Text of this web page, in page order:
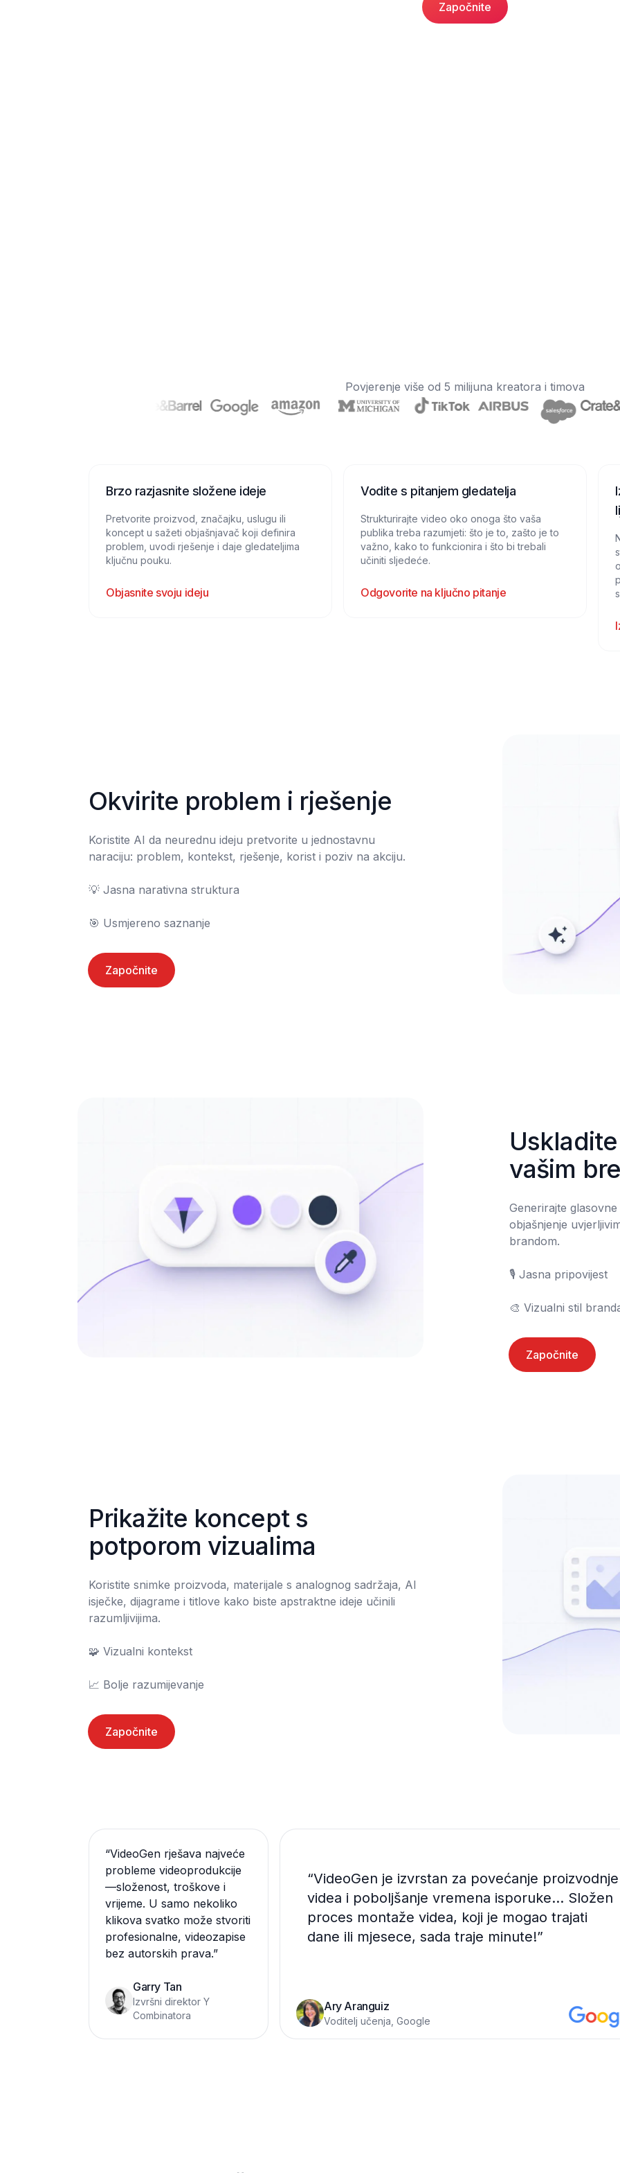
Započnite
Povjerenje više od 5 milijuna kreatora i timova
Brzo razjasnite složene ideje
Pretvorite proizvod, značajku, uslugu ili
koncept u sažeti objašnjavač koji definira
problem, uvodi rješenje i daje gledateljima
ključnu pouku.
Objasnite svoju ideju
Vodite s pitanjem gledatelja
Strukturirajte video oko onoga što vaša
publika treba razumjeti: što je to, zašto je to
važno, kako to funkcionira i što bi trebali
učiniti sljedeće.
Odgovorite na ključno pitanje
Okvirite problem i rješenje
Koristite AI da neurednu ideju pretvorite u jednostavnu
naraciju: problem, kontekst, rješenje, korist i poziv na akciju.
💡 Jasna narativna struktura
🎯 Usmjereno saznanje
Započnite
vašim
Generirajte
objašnjenje
brandom.
🎙️ Jasna pripovijest
🎨 Vizualni stil
Započnite
Prikažite koncept s
potporom vizualima
Koristite snimke proizvoda, materijale s analognog sadržaja, AI
isječke, dijagrame i titlove kako biste apstraktne ideje učinili
razumljivijima.
🧩 Vizualni kontekst
📈 Bolje razumijevanje
Započnite
“VideoGen je izvrstan za povećanje proizvodnje
videa i poboljšanje vremena isporuke... Složen
proces montaže videa, koji je mogao trajati
dane ili mjesece, sada traje minute!”
Ary Aranguiz
Voditelj učenja, Google
“VideoGen rješava najveće
probleme videoprodukcije
—složenost, troškove i
vrijeme. U samo nekoliko
klikova svatko može stvoriti
profesionalne, videozapise
bez autorskih prava.”
Garry Tan
Izvršni direktor Y
Combinatora